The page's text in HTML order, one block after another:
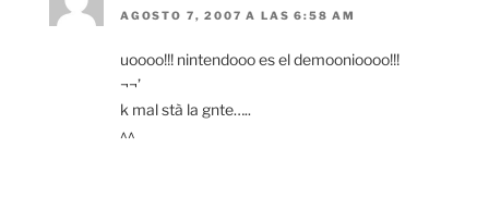
AGOSTO 7, 2007 A LAS 6:58 AM
uoooo!!! nintendooo es el demoonioooo!!!
¬¬’
k mal stà la gnte…..
^^